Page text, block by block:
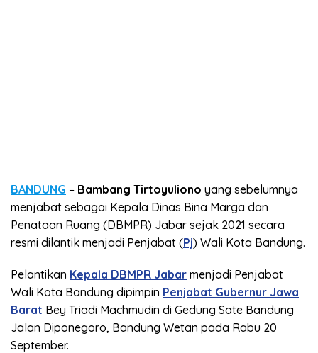
BANDUNG – Bambang Tirtoyuliono yang sebelumnya
menjabat sebagai Kepala Dinas Bina Marga dan
Penataan Ruang (DBMPR) Jabar sejak 2021 secara
resmi dilantik menjadi Penjabat (Pj) Wali Kota Bandung.
Pelantikan Kepala DBMPR Jabar menjadi Penjabat
Wali Kota Bandung dipimpin Penjabat Gubernur Jawa
Barat Bey Triadi Machmudin di Gedung Sate Bandung
Jalan Diponegoro, Bandung Wetan pada Rabu 20
September.